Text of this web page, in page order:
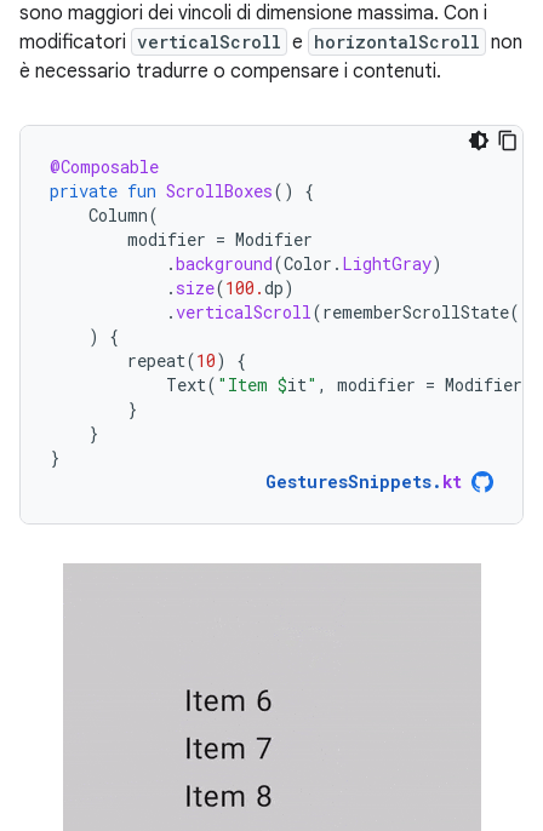
sono maggiori dei vincoli di dimensione massima. Con i
modificatori verticalScroll e horizontalScroll non
è necessario tradurre o compensare i contenuti.
@Composable
private fun ScrollBoxes()
{
Column(
modifier = Modifier
.background(Color . LightGray)
. size(100.dp)
.verticalScroll(rememberScrollState())
)
{
repeat(10)
{
Text( "Item $it" , modifier = Modifier
}
}
}
GesturesSnippets. kt